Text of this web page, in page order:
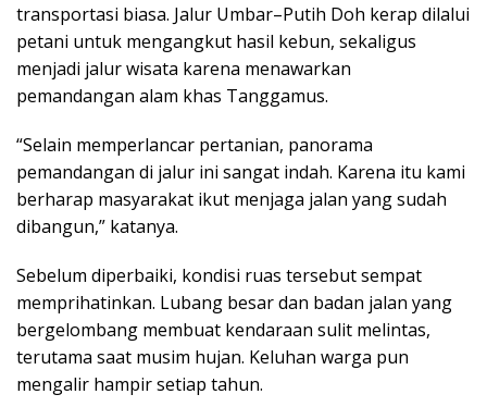
transportasi biasa. Jalur Umbar–Putih Doh kerap dilalui
petani untuk mengangkut hasil kebun, sekaligus
menjadi jalur wisata karena menawarkan
pemandangan alam khas Tanggamus.
“Selain memperlancar pertanian, panorama
pemandangan di jalur ini sangat indah. Karena itu kami
berharap masyarakat ikut menjaga jalan yang sudah
dibangun,” katanya.
Sebelum diperbaiki, kondisi ruas tersebut sempat
memprihatinkan. Lubang besar dan badan jalan yang
bergelombang membuat kendaraan sulit melintas,
terutama saat musim hujan. Keluhan warga pun
mengalir hampir setiap tahun.